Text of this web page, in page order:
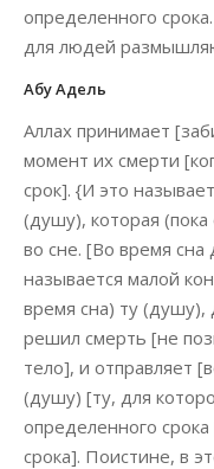
определенного
для людей
Абу Адель
Аллах принимает
момент их смерти
срок]. {И это
(душу), которая
во сне. [Во время
называется малой
время сна) ту (душу),
решил смерть [не
тело], и отправляет
(душу) [ту, для
определенного
срока]. Поистине, в